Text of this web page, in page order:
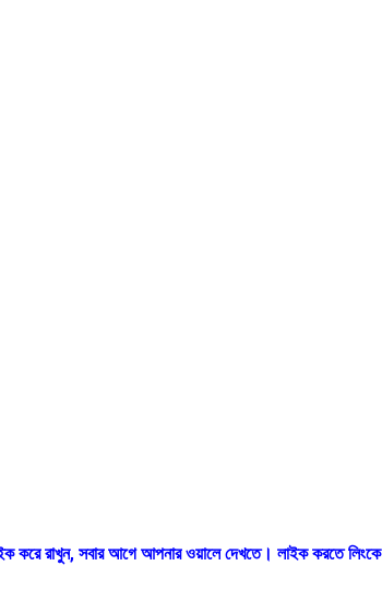
করে রাখুন, সবার আগে আপনার ওয়ালে দেখতে। লাইক করতে